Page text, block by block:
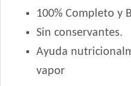
100% Completo y
Sin conservantes.
Ayuda
vapor